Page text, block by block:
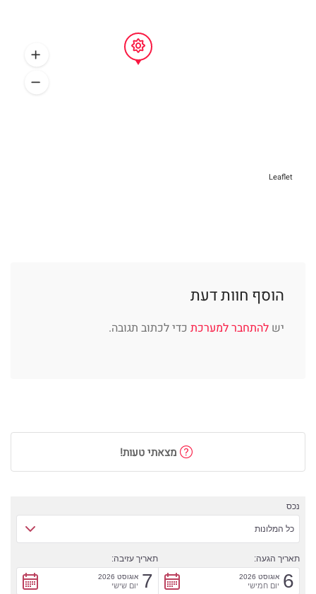
Leaflet
הוסף חוות דעת
יש להתחבר למערכת כדי לכתוב תגובה.
מצאתי טעות!
נכס
כל המלונות
תאריך הגעה:
6 אוגוסט 2026
יום חמישי
תאריך עזיבה:
7 אוגוסט 2026
יום שישי